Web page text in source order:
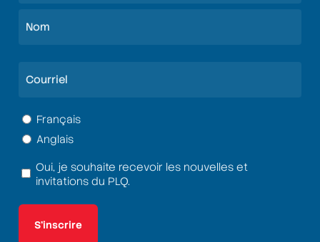
Langue
(Nécessaire)
Français
Anglais
Termes
conditions
(Nécessaire)
Oui, je souhaite recevoir les nouvelles et
invitations du PLQ.